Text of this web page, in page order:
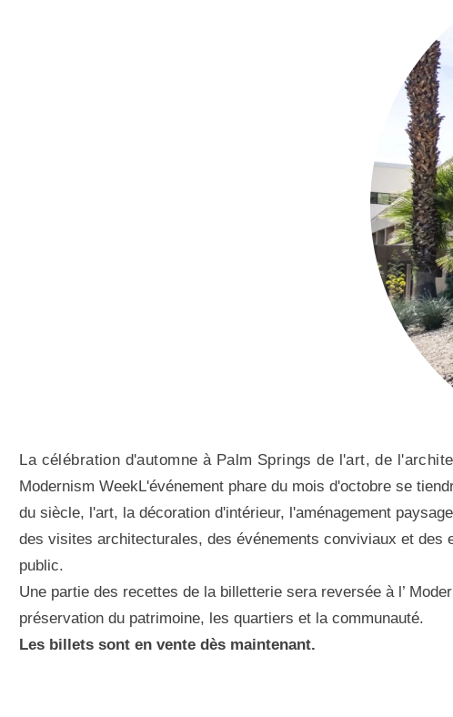
La célébration d'automne à Palm Springs de l'art, de
Modernism WeekL'événement phare du mois d'octobre se
du siècle, l'art, la décoration d'intérieur, l'aménagement
des visites architecturales, des événements conviviaux et des
public.
Une partie des recettes de la billetterie sera reversée à l’
préservation du patrimoine, les quartiers et la communauté.
Les billets sont en vente dès maintenant.